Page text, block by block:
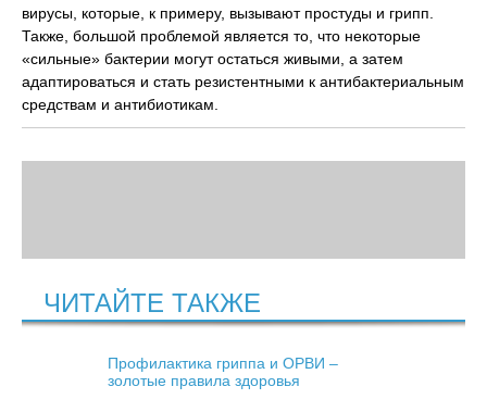
вирусы, которые, к примеру, вызывают простуды и грипп.
Также, большой проблемой является то, что некоторые
«сильные» бактерии могут остаться живыми, а затем
адаптироваться и стать резистентными к антибактериальным
средствам и антибиотикам.
ЧИТАЙТЕ ТАКЖЕ
Профилактика гриппа и ОРВИ –
золотые правила здоровья